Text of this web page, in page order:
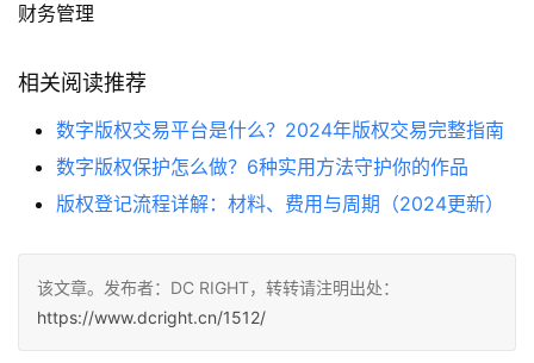
财务管理
相关阅读推荐
数字版权交易平台是什么？2024年版权交易完整指南
数字版权保护怎么做？6种实用方法守护你的作品
版权登记流程详解：材料、费用与周期（2024更新）
该文章。发布者：DC RIGHT，转转请注明出处：
https://www.dcright.cn/1512/